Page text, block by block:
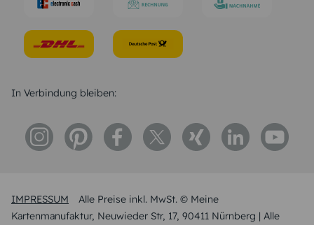
IMPRESSUM
Alle Preise inkl. MwSt. © Meine
Kartenmanufaktur, Neuwieder Str, 17, 90411 Nürnberg | Alle
In Verbindung bleiben: